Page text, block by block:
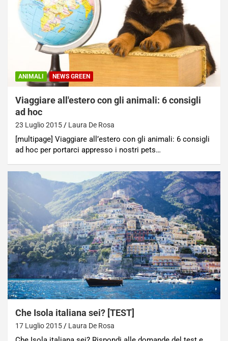
ANIMALI NEWS GREEN
Viaggiare all'estero con gli animali: 6 consigli
ad hoc
23 Luglio 2015 Laura De Rosa
[multipage] Viaggiare all’estero con gli animali: 6 consigli
ad hoc per portarci appresso i nostri pets…
Che Isola italiana sei? [TEST]
17 Luglio 2015 Laura De Rosa